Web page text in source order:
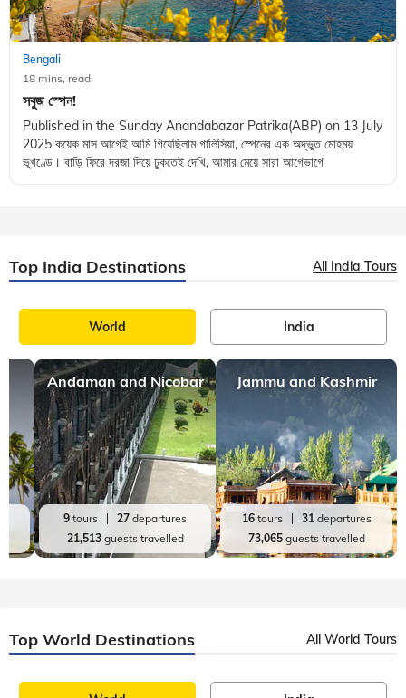
Bengali
18 mins, read
সবুজ স্পেন!
Published in the Sunday Anandabazar Patrika(ABP) on 13 July
2025 কয়েক মাস আগেই আমি গিয়েছিলাম গালিসিয়া, স্পেনের এক অদ্ভুত মোহময়
ভূখণ্ডে। বাড়ি ফিরে দরজা দিয়ে ঢুকতেই দেখি, আমার মেয়ে সারা আগেভাগে
Top India Destinations All India Tours
World India
Andaman and Nicobar
9 tours 27 departures
21,513guests travelled
Jammu and Kashmir
16tours 31departures
73,065guests travelled
Top World Destinations All World Tours